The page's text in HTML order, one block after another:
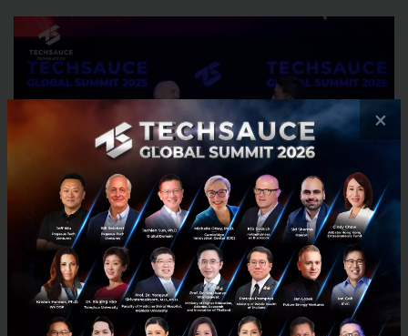
คุณ Sigve Brekke มีวิธีการบริหารองค์กรด้วยเทคนิคที่เรียก
×